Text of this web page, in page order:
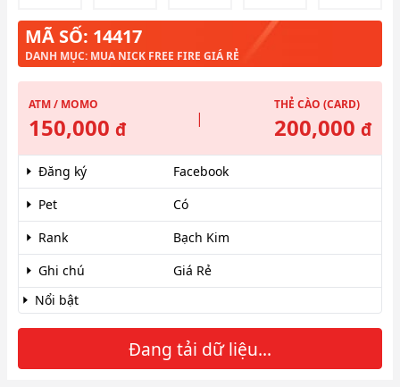
MÃ SỐ: 14417
DANH MỤC: MUA NICK FREE FIRE GIÁ RẺ
ATM / MOMO
150,000 đ |
THẺ CÀO (CARD)
200,000 đ
Đăng ký
Facebook
Pet
Có
Rank
Bạch Kim
Ghi chú
Giá Rẻ
Nổi bật
Đang tải dữ liệu...